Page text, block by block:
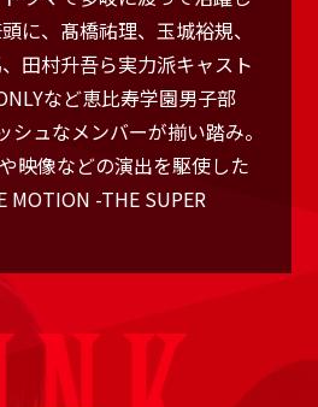
に、髙橋祐理、玉城裕規、
田村升吾ら実力派キャスト
など恵比寿学園男子部
シュなメンバーが揃い踏み。
映像などの演出を駆使した
MOTION -THE SUPER